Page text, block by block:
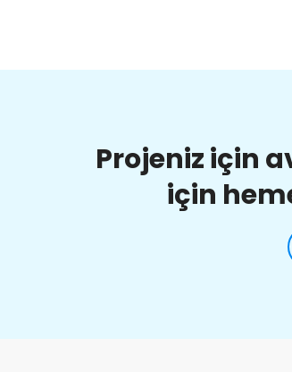
Projeniz için
için